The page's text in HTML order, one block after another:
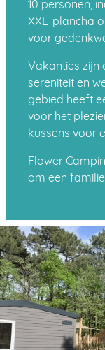
10 personen,
XXL-plancha
voor
Vakanties zijn
sereniteit en
gebied heeft
voor het
kussens voor
Flower
om een